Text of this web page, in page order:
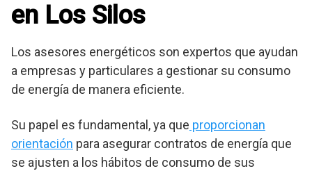
en Los Silos
Los asesores energéticos son expertos que ayudan
a empresas y particulares a gestionar su consumo
de energía de manera eficiente.
Su papel es fundamental, ya que proporcionan
orientación para asegurar contratos de energía que
se ajusten a los hábitos de consumo de sus